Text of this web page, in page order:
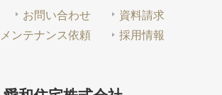
お問い合わせ
資料請求
メンテナンス依頼
採用情報